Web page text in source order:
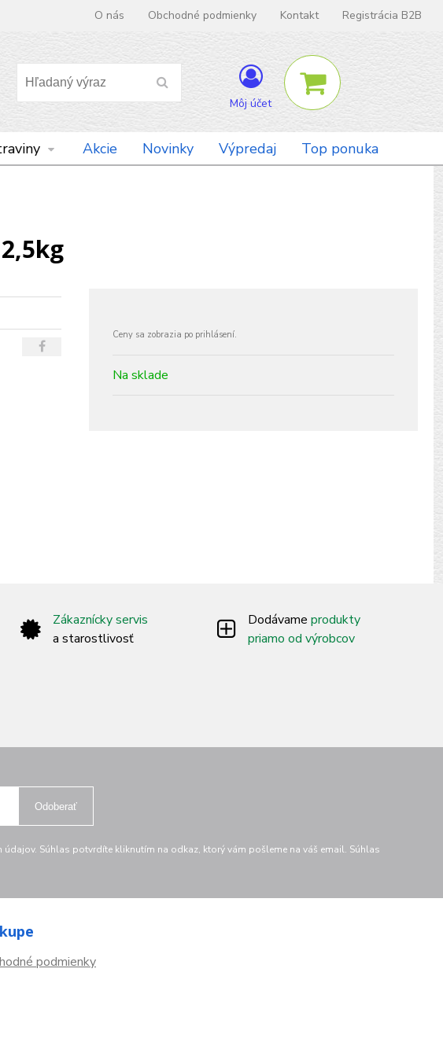
O nás Obchodné podmienky Kontakt Registrácia B2B
Môj účet
Akcie Novinky Výpredaj Top ponuka
Na sklade
Zákaznícky servis
a starostlivosť
Dodávame produkty
priamo od výrobcov
Odoberať
Súhlas potvrdíte kliknutím na odkaz, ktorý vám pošleme na váš email. Súhlas
podmienky